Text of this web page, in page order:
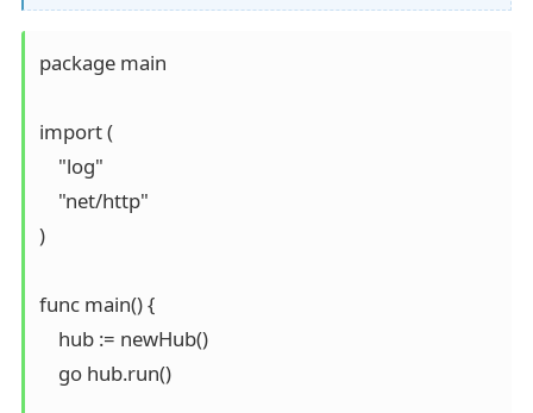
package main
import (
    "log"
    "net/http"
)
func main() {
    hub := newHub()
    go hub.run()